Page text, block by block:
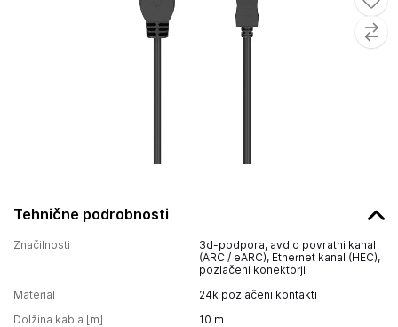
Tehnične podrobnosti
Značilnosti
3d-podpora, avdio povratni kanal
(ARC / eARC), Ethernet kanal (HEC),
pozlačeni konektorji
Material
24k pozlačeni kontakti
Dolžina kabla [m]
10 m